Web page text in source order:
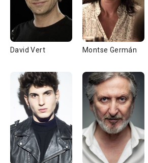
David Vert Montse Germán